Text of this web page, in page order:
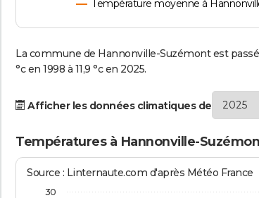
Température moyenne à
La commune de Hannonville-Suzémont est
°c en 1998 à 11,9 °c en 2025.
Afficher les données climatiques de
Températures à Hannonville-
Source : Linternaute.com d'après Météo France
30